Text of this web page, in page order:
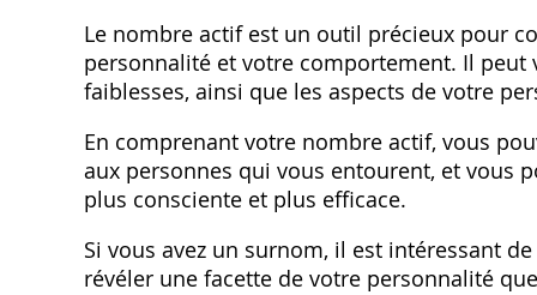
Le nombre actif est un outil précieux pour
personnalité et votre comportement. Il
faiblesses, ainsi que les aspects de votre
En comprenant votre nombre actif, vous
aux personnes qui vous entourent, et vous
plus consciente et plus efficace.
Si vous avez un surnom, il est intéressant
révéler une facette de votre personnalité